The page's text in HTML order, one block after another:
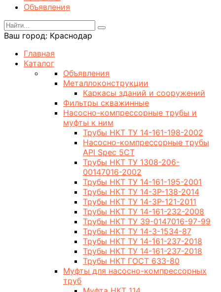
Объявления
Ваш город: Краснодар
Главная
Каталог
Объявления
Металлоконструкции
Каркасы зданий и сооружений
Фильтры скважинные
Насосно-компрессорные трубы и
муфты к ним
Трубы НКТ ТУ 14-161-198-2002
Насосно-компрессорные трубы
API Spec 5CT
Трубы НКТ ТУ 1308-206-
00147016-2002
Трубы НКТ ТУ 14-161-195-2001
Трубы НКТ ТУ 14-3Р-138-2014
Трубы НКТ ТУ 14-3Р-121-2011
Трубы НКТ ТУ 14-161-232-2008
Трубы НКТ ТУ 39-0147016-97-99
Трубы НКТ ТУ 14-3-1534-87
Трубы НКТ ТУ 14-161-237-2018
Трубы НКТ ТУ 14-161-237-2018
Трубы НКТ ГОСТ 633-80
Муфты для насосно-компрессорных
труб